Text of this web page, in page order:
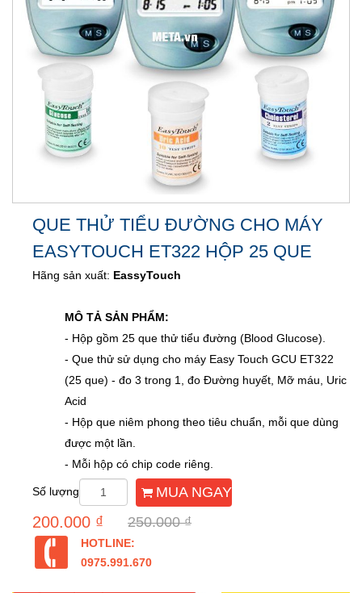
QUE THỬ TIỂU ĐƯỜNG CHO MÁY
EASYTOUCH ET322 HỘP 25 QUE
Hãng sản xuất: EassyTouch
MÔ TẢ SẢN PHẨM:
- Hộp gồm 25 que thử tiểu đường (Blood Glucose).
- Que thử sử dụng cho máy Easy Touch GCU ET322
(25 que) - đo 3 trong 1, đo Đường huyết, Mỡ máu, Uric
Acid
- Hộp que niêm phong theo tiêu chuẩn, mỗi que dùng
được một lần.
- Mỗi hộp có chip code riêng.
Số lượng MUA NGAY
200.000 ₫ 250.000 ₫
HOTLINE:
0975.991.670